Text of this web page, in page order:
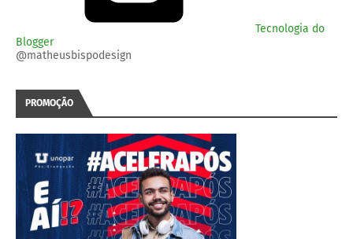
Tecnologia do
Blogger
@matheusbispodesign
PROMOÇÃO